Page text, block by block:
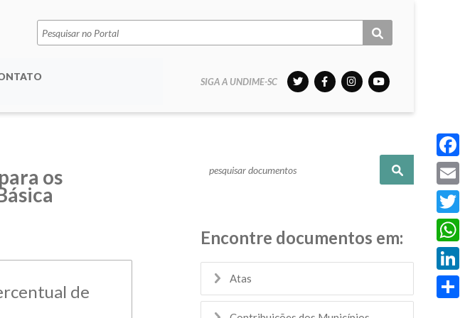
Pesquisar
por:
SIGA A UNDIME-SC
os
de
Encontre documentos em:
Atas
Email